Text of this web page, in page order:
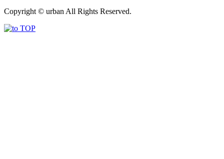
Copyright © urban All Rights Reserved.